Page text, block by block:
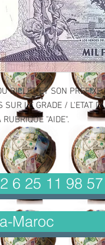
BILLET ET SON PREFIXE
SUR LE GRADE / L'ETAT
"AIDE".
6 25 11 98 57
Maroc